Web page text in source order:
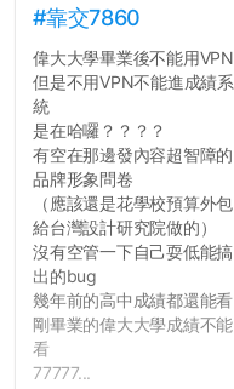
#靠交7860
偉大大學畢業後不能用VPN
但是不用VPN不能進成績系
統
是在哈囉？？？？
有空在那邊發內容超智障的
品牌形象問卷
（應該還是花學校預算外包
給台灣設計研究院做的）
沒有空管一下自己耍低能搞
出的bug
幾年前的高中成績都還能看
剛畢業的偉大大學成績不能
看
77777...